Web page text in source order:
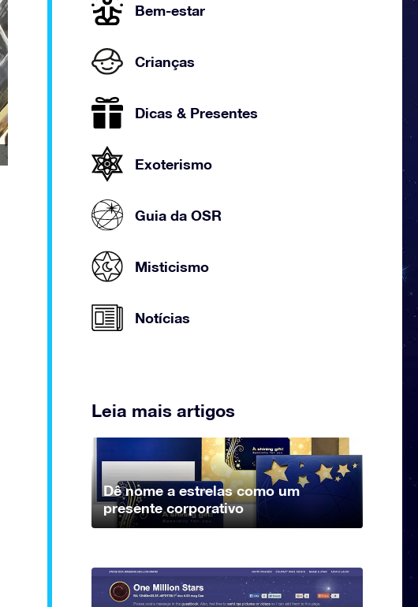
Bem-estar
Crianças
Dicas & Presentes
Exoterismo
Guia da OSR
Misticismo
Notícias
Leia mais artigos
Dê nome a estrelas como um
presente corporativo